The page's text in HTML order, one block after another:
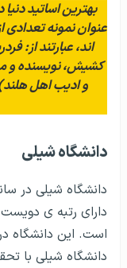
بهترین اساتید
عنوان نمونه تعدادی
اند، عبارتند از:
کشیش، نویسنده
و ادیب اهل
دانشگاه شیلی
دانشگاه شیلی در
دانشگاه شیلی با